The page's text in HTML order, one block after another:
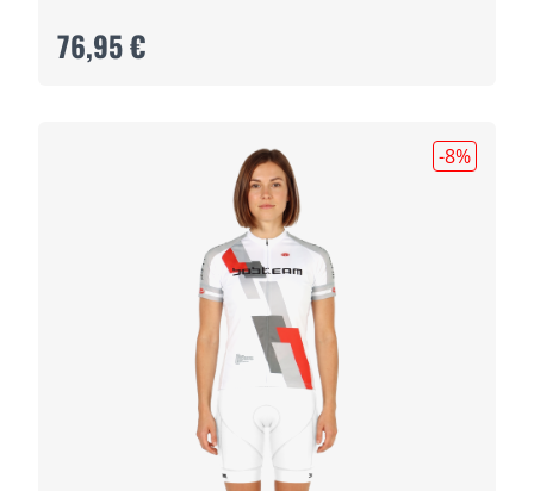
76,95 €
-8%